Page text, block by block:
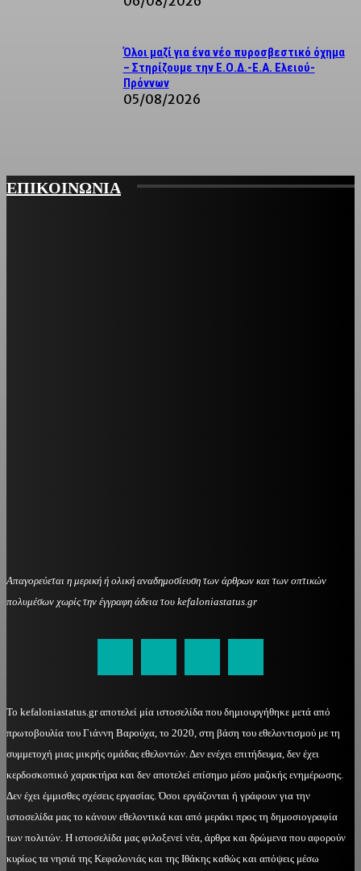
Όλοι μαζί για ένα νέο πυροσβεστικό όχημα
– Στηρίζουμε την Ε.Ο.Δ.-Ε.Α. Ελειού-
Πρόννων
05/08/2026
ΕΠΙΚΟΙΝΩΝΙΑ
Απαγορεύεται η μερική ή ολική αναδημοσίευση των άρθρων και των οπτικών
πολυμέσων χωρίς την έγγραφη άδεια του kefaloniastatus.gr
Το kefaloniastatus.gr αποτελεί μία ιστοσελίδα που δημιουργήθηκε μετά από
πρωτοβουλία του Γιάννη Βαρούχα, το 2020, στη βάση του εθελοντισμού με τη
συμμετοχή μιας μικρής ομάδας εθελοντών. Δεν ενέχει επιτήδευμα, δεν έχει
κερδοσκοπικό χαρακτήρα και δεν αποτελεί επίσημο μέσο μαζικής ενημέρωσης.
Δεν έχει έμμισθες σχέσεις εργασίας. Όσοι εργάζονται ή γράφουν για την
ιστοσελίδα μας το κάνουν εθελοντικά και από μεράκι προς τη δημοσιογραφία
των πολιτών. Η ιστοσελίδα μας φιλοξενεί νέα, άρθρα και δρώμενα που αφορούν
κυρίως τα νησιά της Κεφαλονιάς και της Ιθάκης καθώς και απόψεις μέσω